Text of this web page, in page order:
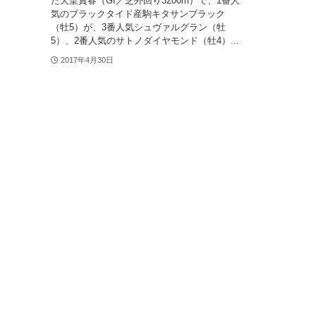
気のブラックタイド産駒キタサンブラック
（牡5）が、3番人気シュヴァルグラン（牡
5）、2番人気のサトノダイヤモンド（牡4）...
2017年4月30日